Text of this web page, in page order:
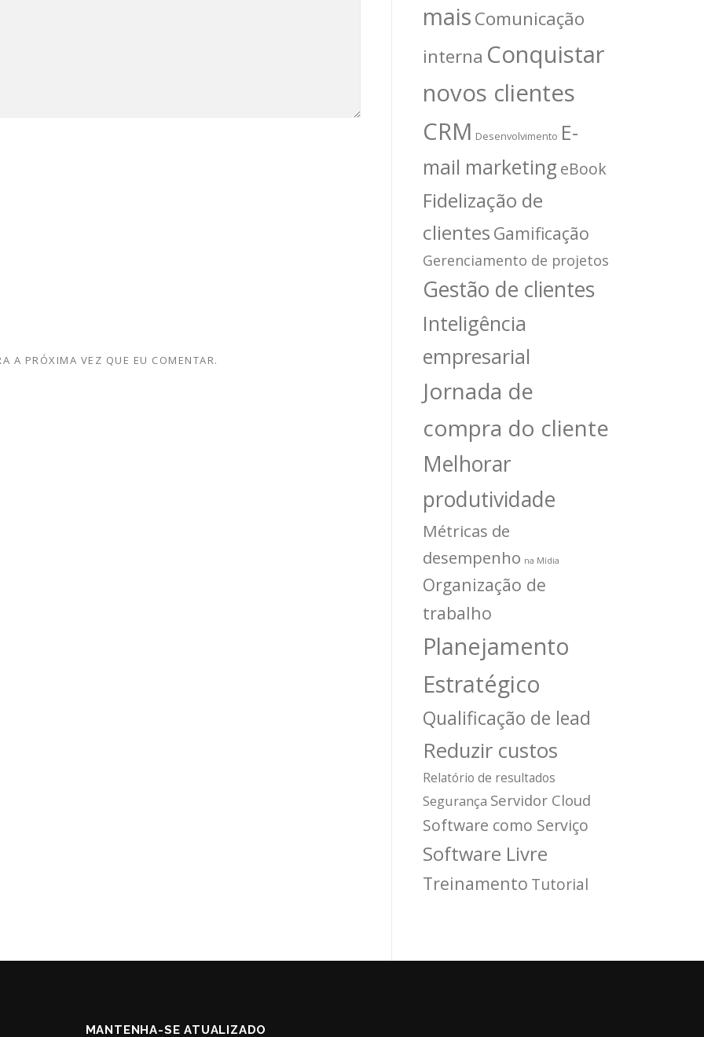
A PRÓXIMA VEZ QUE EU COMENTAR.
maisComunicação
interna Conquistar
novos clientes
CRM Desenvolvimento E-
mail marketing eBook
Fidelização de
clientes Gamificação
Gerenciamento de projetos
Gestão de clientes
Inteligência
empresarial
Jornada de
compra do cliente
Melhorar
produtividade
Métricas de
desempenho na Mídia
Organização de
trabalho
Planejamento
Estratégico
Qualificação de lead
Reduzir custos
Relatório de resultados
Segurança Servidor Cloud
Software como Serviço
Software Livre
Treinamento Tutorial
MANTENHA-SE ATUALIZADO